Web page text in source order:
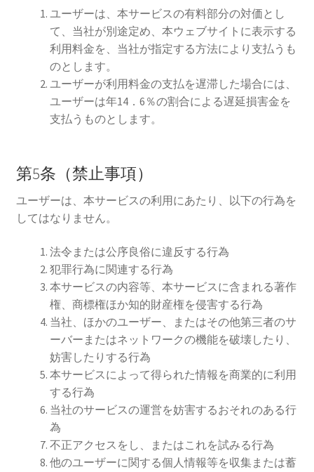
ユーザーは、本サービスの有料部分の対価とし
て、当社が別途定め、本ウェブサイトに表示する
利用料金を、当社が指定する方法により支払うも
のとします。
ユーザーが利用料金の支払を遅滞した場合には、
ユーザーは年14．6％の割合による遅延損害金を
支払うものとします。
第5条（禁止事項）
ユーザーは、本サービスの利用にあたり、以下の行為を
してはなりません。
法令または公序良俗に違反する行為
犯罪行為に関連する行為
本サービスの内容等、本サービスに含まれる著作
権、商標権ほか知的財産権を侵害する行為
当社、ほかのユーザー、またはその他第三者のサ
ーバーまたはネットワークの機能を破壊したり、
妨害したりする行為
本サービスによって得られた情報を商業的に利用
する行為
当社のサービスの運営を妨害するおそれのある行
為
不正アクセスをし、またはこれを試みる行為
他のユーザーに関する個人情報等を収集または蓄